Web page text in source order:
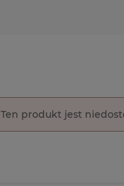
Ten produkt jest